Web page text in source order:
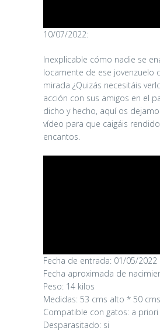
10/07/2022:
Inexplicable cómo nadie se
locamente de ese jovenzuelo
mirada ¿Quizás necesitáis
acción con sus amigos en el
dicho y hecho, aquí os
vídeo para que caigáis
encantos.
Fecha de entrada: 01/05/2022
Fecha aproximada de
Peso: 14 kilos
Medidas: 53 cms alto * 50
Compatible con gatos: a priori
Desparasitado: si
CANDY
16/06/2026